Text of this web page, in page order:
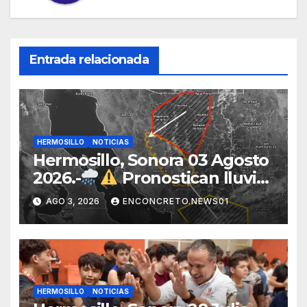
Entrada relacionada
HERMOSILLO NOTICIAS
Hermosillo, Sonora 03 Agosto
2026.-
Pronostican lluvias
para Hermosillo esta noche;
norte de Sonora registra
mayor potencial de
tormentas
AGO 3, 2026 ENCONCRETO.NEWS01
HERMOSILLO NOTICIAS